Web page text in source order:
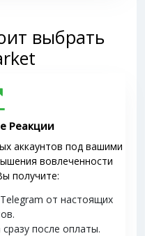
выбрать
Реакции
аккаунтов под вашими
вовлеченности
получите:
от настоящих
после оплаты.